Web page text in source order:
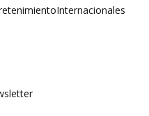
Internacionales